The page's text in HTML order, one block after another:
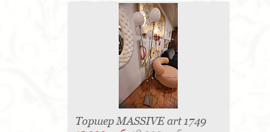
Торшер MASSIVE art 1749